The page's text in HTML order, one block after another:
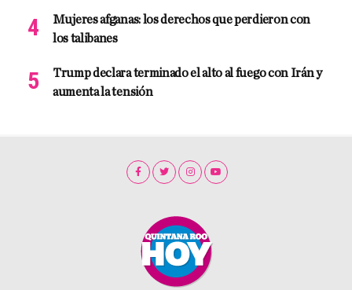
Mujeres afganas: los derechos que perdieron con
los talibanes
Trump declara terminado el alto al fuego con Irán y
aumenta la tensión